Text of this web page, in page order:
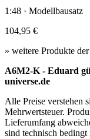
1:48 · Modellbausatz
104,95 €
» weitere Produkte
A6M2-K - Eduard
universe.de
Alle Preise verstehen
Mehrwertsteuer.
Lieferumfang
sind technisch bedingt